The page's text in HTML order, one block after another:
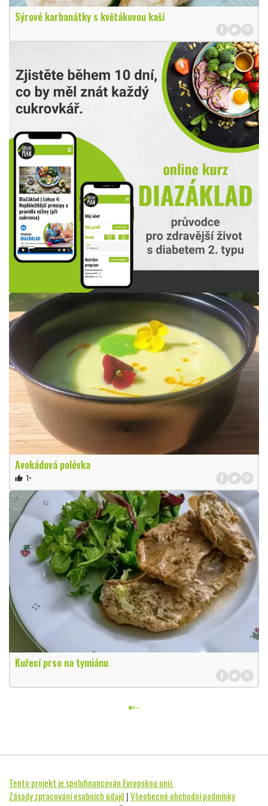
Sýrové karbanátky s květákovou kaší
Avokádová polévka
thumb_up 1×
Kuřecí prso na tymiánu
Tento projekt je spolufinancován Evropskou unií.
Zásady zpracování osobních údajů |Všeobecné obchodní podmínky